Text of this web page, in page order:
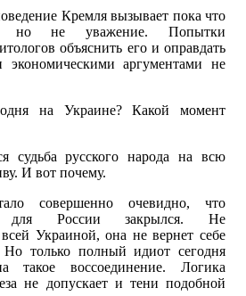
Кремля вызывает пока что
но не уважение. Попытки
объяснить его и оправдать
экономическими аргументами не
на Украине? Какой момент
судьба русского народа на всю
И вот почему.
совершенно очевидно, что
для России закрылся. Не
Украиной, она не вернет себе
Но только полный идиот сегодня
такое воссоединение. Логика
не допускает и тени подобной